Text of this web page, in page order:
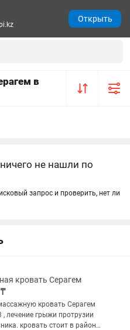
в
не нашли по
запрос и проверить, нет ли
кровать Серагем
кровать Серагем
, лечение грыжи протрузии
кровать стоит в районе
Открыть